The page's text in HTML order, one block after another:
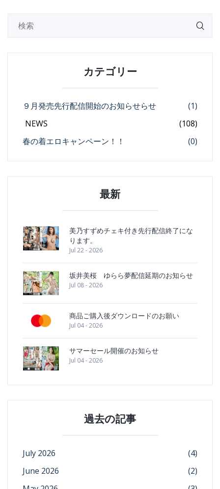
カテゴリー
９月発売先行配信開始のお知らせらせ
(1)
NEWS
(108)
春の着エロキャンペーン！！
(0)
最新
美乃すずめチェキ付き先行配信終了にな
ります。
Jul 22 - 2026
坂井美桜 ゆらら夢配信延期のお知らせ
Jul 08 - 2026
商品ご購入後ダウンロードのお願い
Jul 04 - 2026
サマーセール開催のお知らせ
Jul 04 - 2026
過去の記事
July 2026
(4)
June 2026
(2)